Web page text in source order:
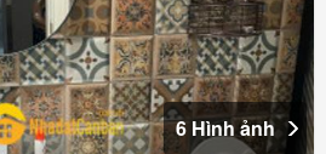
6 Hình ảnh